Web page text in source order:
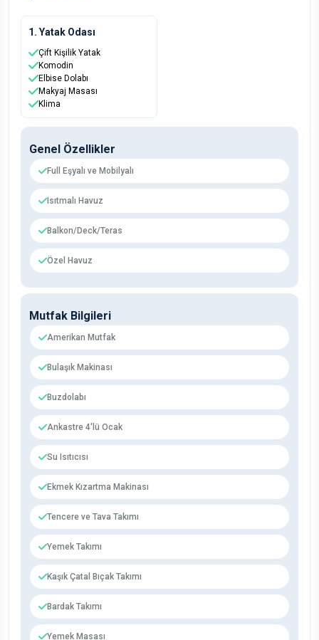
1. Yatak Odası
Çift Kişilik Yatak
Komodin
Elbise Dolabı
Makyaj Masası
Klima
Genel Özellikler
Full Eşyalı ve Mobilyalı
Isıtmalı Havuz
Balkon/Deck/Teras
Özel Havuz
Mutfak Bilgileri
Amerikan Mutfak
Bulaşık Makinası
Buzdolabı
Ankastre 4'lü Ocak
Su Isıtıcısı
Ekmek Kızartma Makinası
Tencere ve Tava Takımı
Yemek Takımı
Kaşık Çatal Bıçak Takımı
Bardak Takımı
Yemek Masası